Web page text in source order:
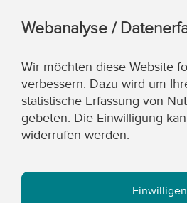
Webanalyse /
Wir möchten diese Website
verbessern. Dazu wird um
statistische Erfassung von
gebeten. Die Einwilligung
widerrufen werden.
Einwilligen